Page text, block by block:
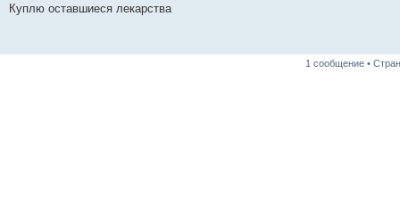
о
б
Куплю оставшиеся лекарства
1 сообщение •